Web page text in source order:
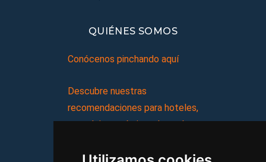
QUIÉNES SOMOS
Conócenos pinchando aquí
Descubre nuestras
recomendaciones para hoteles,
complejos turísticos, hostales,
viajes, y mucho más!